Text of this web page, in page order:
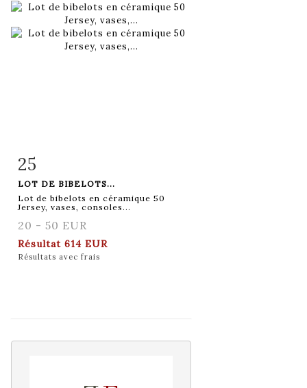
Fiche détaillée
25
LOT DE BIBELOTS...
Lot de bibelots en céramique 50
Jersey, vases, consoles...
20 - 50 EUR
Résultat 614 EUR
Résultats avec frais